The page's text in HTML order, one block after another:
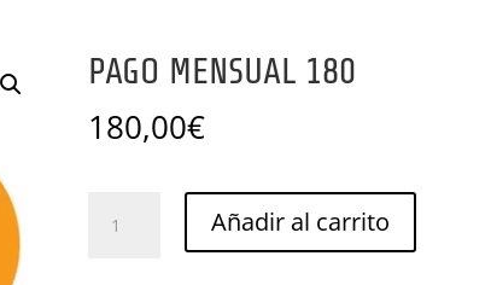
PAGO MENSUAL 180
180,00€
MENSUAL
Añadir al carrito